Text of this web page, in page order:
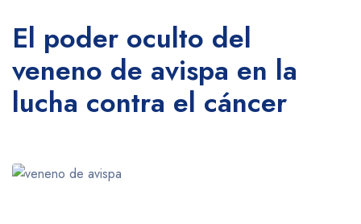
El poder oculto del
veneno de avispa en la
lucha contra el cáncer